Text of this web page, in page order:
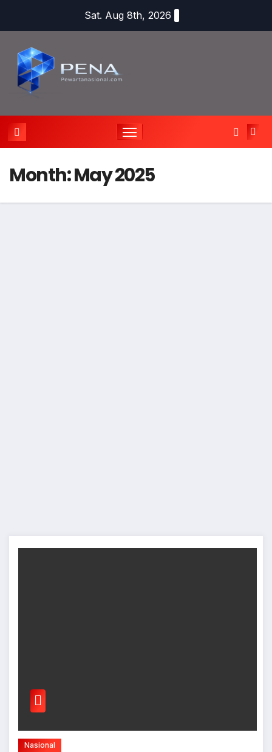
Sat. Aug 8th, 2026
Month:May 2025
Nasional